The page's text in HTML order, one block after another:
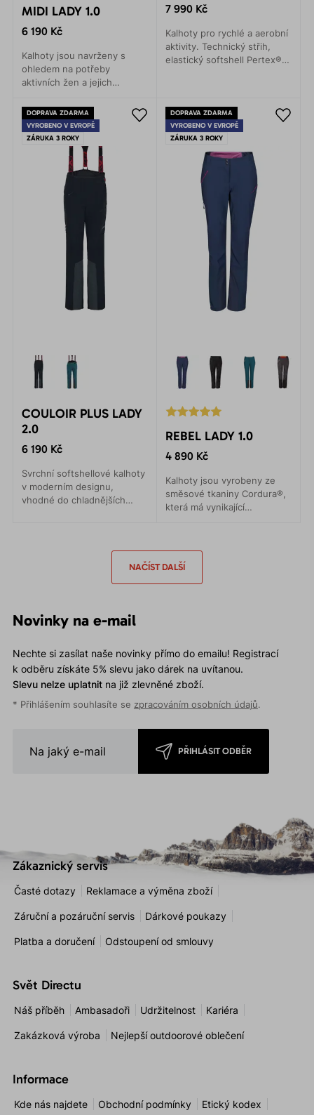
MIDI LADY 1.0
6 190 Kč
Kalhoty jsou navrženy s
ohledem na potřeby
aktivních žen a jejich
čelit dešti, větru a
nepříznivým podmínkám s
úsměvem na tváři.
7 990 Kč
Kalhoty pro rychlé a aerobní
aktivity. Technický střih,
elastický softshell Pertex®
lezení.
DOPRAVA ZDARMA
VYROBENO V EVROPĚ
ZÁRUKA 3 ROKY
COULOIR PLUS LADY
2.0
6 190 Kč
Svrchní softshellové kalhoty
v moderním designu,
vhodné do chladnějších
DOPRAVA ZDARMA
VYROBENO V EVROPĚ
ZÁRUKA 3 ROKY
REBEL LADY 1.0
4 890 Kč
Kalhoty jsou vyrobeny ze
směsové tkaniny Cordura®,
která má vynikající
a odvádí vlhkost od těla ven.
NAČÍST DALŠÍ
Novinky na e-mail
Nechte si zasílat naše novinky přímo do emailu! Registrací
k odběru získáte 5% slevu jako dárek na uvítanou.
Slevu nelze uplatnitna již zlevněné zboží.
* Přihlášením souhlasíte se zpracováním osobních údajů.
PŘIHLÁSIT ODBĚR
Zákaznický servis
Časté dotazy Reklamace a výměna zboží
Záruční a pozáruční servis Dárkové poukazy
Platba a doručení Odstoupení od smlouvy
Svět Directu
Náš příběh Ambasadoři Udržitelnost Kariéra
Zakázková výroba Nejlepší outdoorové oblečení
Informace
Kde nás najdete Obchodní podmínky Etický kodex